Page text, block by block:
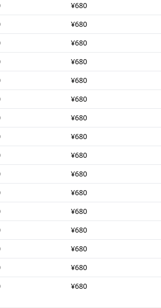
¥680
¥680
¥680
¥680
¥680
¥680
¥680
¥680
¥680
¥680
¥680
¥680
¥680
¥680
¥680
¥680